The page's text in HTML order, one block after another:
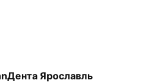
Ярославль